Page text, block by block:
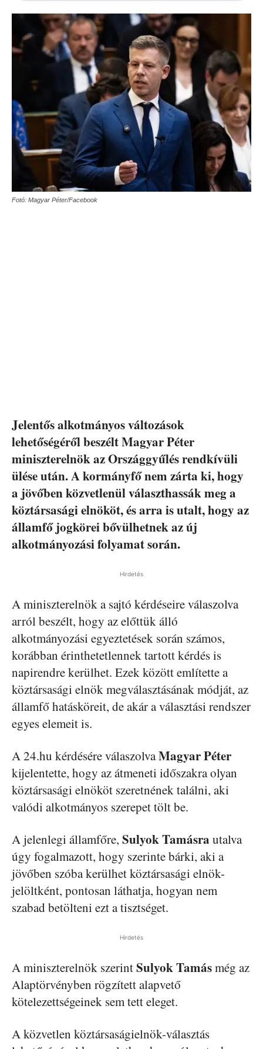
Fotó: Magyar Péter/Facebook
Jelentős alkotmányos változások
lehetőségéről beszélt Magyar Péter
miniszterelnök az Országgyűlés rendkívüli
ülése után. A kormányfő nem zárta ki, hogy
a jövőben közvetlenül választhassák meg a
köztársasági elnököt, és arra is utalt, hogy az
államfő jogkörei bővülhetnek az új
alkotmányozási folyamat során.
Hirdetés
A miniszterelnök a sajtó kérdéseire válaszolva
arról beszélt, hogy az előttük álló
alkotmányozási egyeztetések során számos,
korábban érinthetetlennek tartott kérdés is
napirendre kerülhet. Ezek között említette a
köztársasági elnök megválasztásának módját, az
államfő hatásköreit, de akár a választási rendszer
egyes elemeit is.
A 24.hu kérdésére válaszolvaMagyar Péter
kijelentette, hogy az átmeneti időszakra olyan
köztársasági elnököt szeretnének találni, aki
valódi alkotmányos szerepet tölt be.
A jelenlegi államfőre, Sulyok Tamásra utalva
úgy fogalmazott, hogy szerinte bárki, aki a
jövőben szóba kerülhet köztársasági elnök-
jelöltként, pontosan láthatja, hogyan nem
szabad betölteni ezt a tisztséget.
Hirdetés
A miniszterelnök szerintSulyok Tamásmég az
Alaptörvényben rögzített alapvető
kötelezettségeinek sem tett eleget.
A közvetlen köztársaságielnök-választás